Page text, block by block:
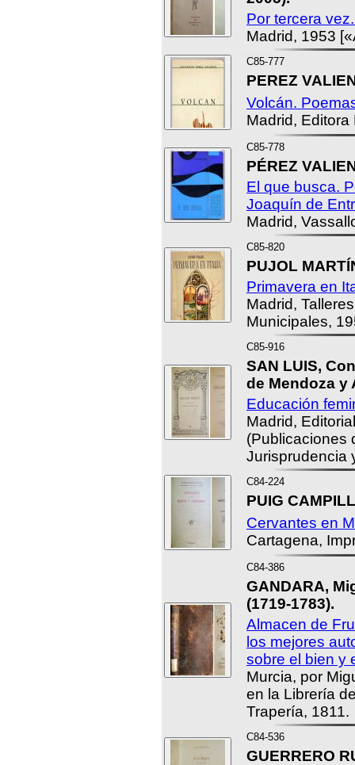
Por tercera
Madrid, 1953
C85-777
PEREZ
Volcán.
Madrid,
C85-778
PÉREZ
El que busca.
Joaquín de
Madrid,
C85-820
PUJOL
Primavera en
Madrid,
Municipales,
C85-916
SAN LUIS,
de Mendoza y
Educación
Madrid,
(Publicaciones
Jurisprudencia
C84-224
PUIG
Cervantes en
Cartagena,
C84-386
GANDARA,
(1719-1783).
Almacen de
los mejores
sobre el bien y
Murcia, por
en la Librería
Trapería, 1811.
C84-536
GUERRERO